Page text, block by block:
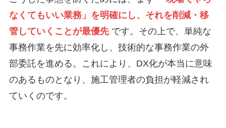
なくてもいい業務」を明確にし、それを削減・移
管していくことが最優先 です。その上で、単純な
事務作業を先に効率化し、技術的な事務作業の外
部委託を進める。これにより、DX化が本当に意味
のあるものとなり、施工管理者の負担が軽減され
ていくのです。